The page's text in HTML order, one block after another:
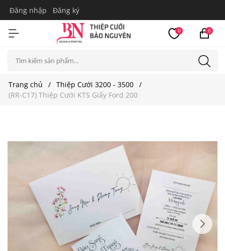
Đăng nhập Đăng ký
0 0
Trang chủ
Thiệp Cưới 3200 - 3500
(RR-C17) Thiệp Cưới KTS Giấy Ford 200